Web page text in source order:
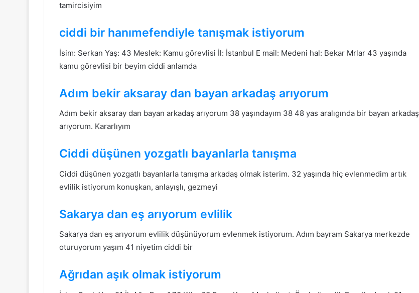
tamircisiyim
ciddi bir hanımefendiyle tanışmak istiyorum
İsim: Serkan Yaş: 43 Meslek: Kamu görevlisi İl: İstanbul E mail: Medeni hal: Bekar Mrlar 43 yaşında
kamu görevlisi bir beyim ciddi anlamda
Adım bekir aksaray dan bayan arkadaş arıyorum
Adım bekir aksaray dan bayan arkadaş arıyorum 38 yaşındayım 38 48 yas aralıgında bir bayan arkadaş
arıyorum. Kararlıyım
Ciddi düşünen yozgatlı bayanlarla tanışma
Ciddi düşünen yozgatlı bayanlarla tanışma arkadaş olmak isterim. 32 yaşında hiç evlenmedim artık
evlilik istiyorum konuşkan, anlayışlı, gezmeyi
Sakarya dan eş arıyorum evlilik
Sakarya dan eş arıyorum evlilik düşünüyorum evlenmek istiyorum. Adım bayram Sakarya merkezde
oturuyorum yaşım 41 niyetim ciddi bir
Ağrıdan aşık olmak istiyorum